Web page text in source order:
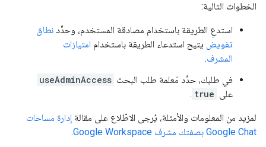
الخطوات التالية:
استدعِ الطريقة باستخدام مصادقة المستخدم، وحدِّد نطاق
تفويض يتيح استدعاء الطريقة باستخدام امتيازات
المشرف.
في طلبك، حدِّد مَعلمة طلب البحث useAdminAccess
على true
.
لمزيد من المعلومات والأمثلة، يُرجى الاطّلاع على مقالة إدارة مساحات
Google Chat بصفتك مشرف Google Workspace
.